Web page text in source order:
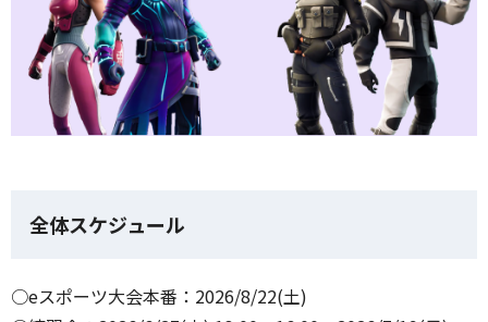
全体スケジュール
○eスポーツ大会本番：2026/8/22(土)